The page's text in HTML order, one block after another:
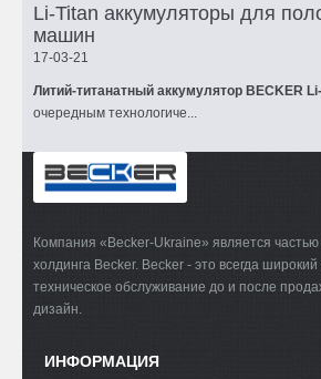
Li-Titan аккумуляторы для
машин
17-03-21
Литий-титанатный аккумулятор BECKER
очередным технологиче...
Компания «Becker-Ukraine» является
холдинга Becker. Becker - это всегда
техническое обслуживание до и после
дизайн.
ИНФОРМАЦИЯ